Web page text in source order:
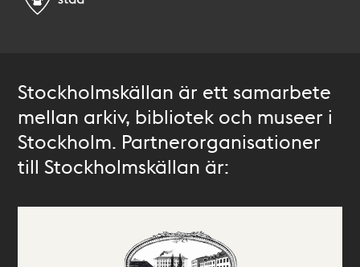
Stockholmskällan är ett samarbete
mellan arkiv, bibliotek och museer i
Stockholm. Partnerorganisationer
till Stockholmskällan är: